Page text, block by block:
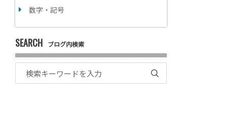
数字・記号
SEARCH ブログ内検索